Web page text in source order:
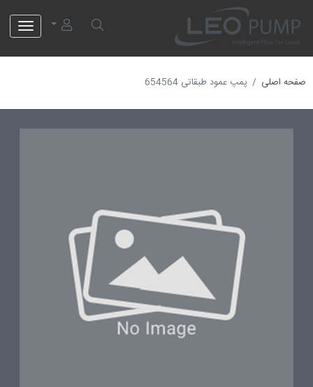
صفحه اصلی پمپ عمود طبقاتی 654564